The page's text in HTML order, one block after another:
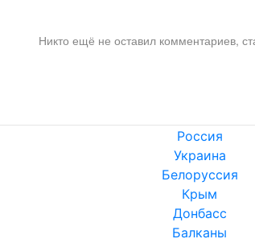
Никто ещё не оставил комментариев,
Россия
Украина
Белоруссия
Крым
Донбасс
Балканы